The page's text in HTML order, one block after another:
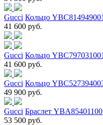
Gucci Кольцо
41 600 руб.
Gucci Кольцо
41 600 руб.
Gucci Кольцо
49 900 руб.
Gucci Браслет
53 500 руб.